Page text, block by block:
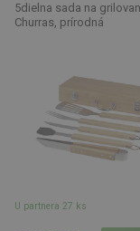
5dielna sada na
Churras, prírodná
U partnera 27 ks